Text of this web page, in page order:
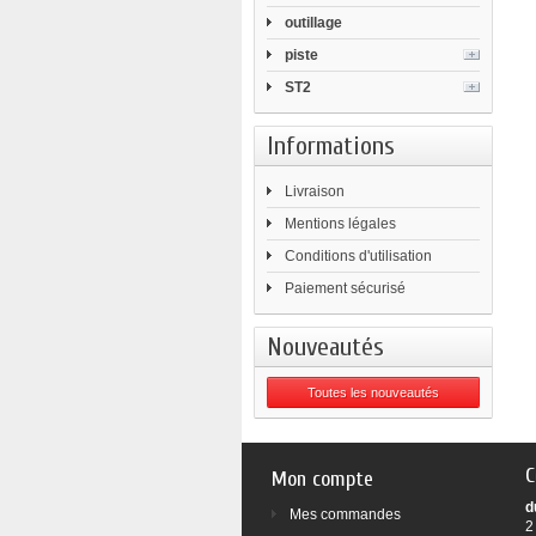
outillage
piste
ST2
Informations
Livraison
Mentions légales
Conditions d'utilisation
Paiement sécurisé
Nouveautés
Toutes les nouveautés
Mon compte
Mes commandes
2